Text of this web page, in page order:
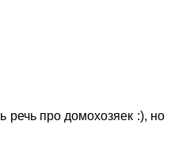
речь про домохозяек :), но